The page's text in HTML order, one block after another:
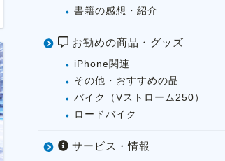
書籍の感想・紹介
お勧めの商品・グッズ
iPhone関連
その他・おすすめの品
バイク（Vストローム250）
ロードバイク
サービス・情報